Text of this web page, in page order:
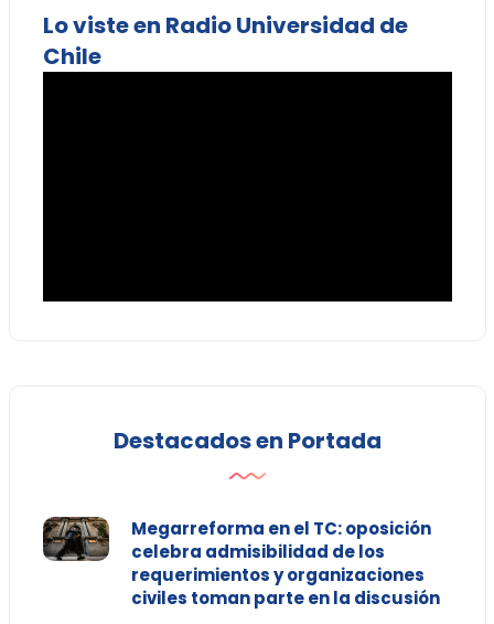
Lo viste en Radio Universidad de
Chile
Destacados en Portada
Megarreforma en el TC: oposición
celebra admisibilidad de los
requerimientos y organizaciones
civiles toman parte en la discusión